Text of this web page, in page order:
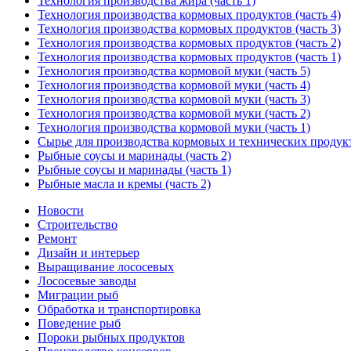
Технология производства кормовых продуктов (часть 4)
Технология производства кормовых продуктов (часть 3)
Технология производства кормовых продуктов (часть 2)
Технология производства кормовых продуктов (часть 1)
Технология производства кормовой муки (часть 5)
Технология производства кормовой муки (часть 4)
Технология производства кормовой муки (часть 3)
Технология производства кормовой муки (часть 2)
Технология производства кормовой муки (часть 1)
Сырье для производства кормовых и технических
Рыбные соусы и маринады (часть 2)
Рыбные соусы и маринады (часть 1)
Рыбные масла и кремы (часть 2)
Новости
Строительство
Ремонт
Дизайн и интерьер
Выращивание лососевых
Лососевые заводы
Миграции рыб
Обработка и транспортировка
Поведение рыб
Пороки рыбных продуктов